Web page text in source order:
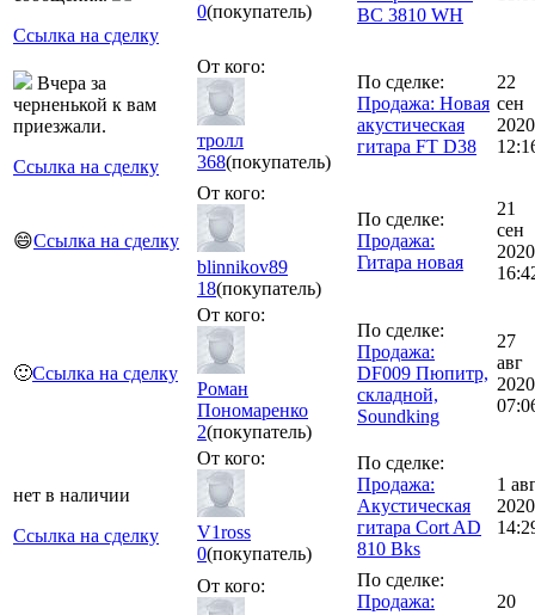
Ссылка на сделку
0(покупатель)
BC 3810 WH
Вчера за
черненькой к вам
приезжали.
Ссылка на сделку
От кого:
тролл
368(покупатель)
По сделке:
Продажа: Новая
акустическая
гитара FT D38
22
сен
2020
😄Ссылка на сделку
От кого:
blinnikov89
18(покупатель)
По сделке:
Продажа:
Гитара новая
21
сен
2020
🙂Ссылка на сделку
От кого:
Роман
Пономаренко
2(покупатель)
По сделке:
Продажа:
DF009 Пюпитр,
складной,
Soundking
27
авг
2020
нет в наличии
Ссылка на сделку
От кого:
V1ross
0(покупатель)
По сделке:
Продажа:
Акустическая
гитара Cort AD
810 Bks
1
2020
От кого:
По сделке:
Продажа:
20